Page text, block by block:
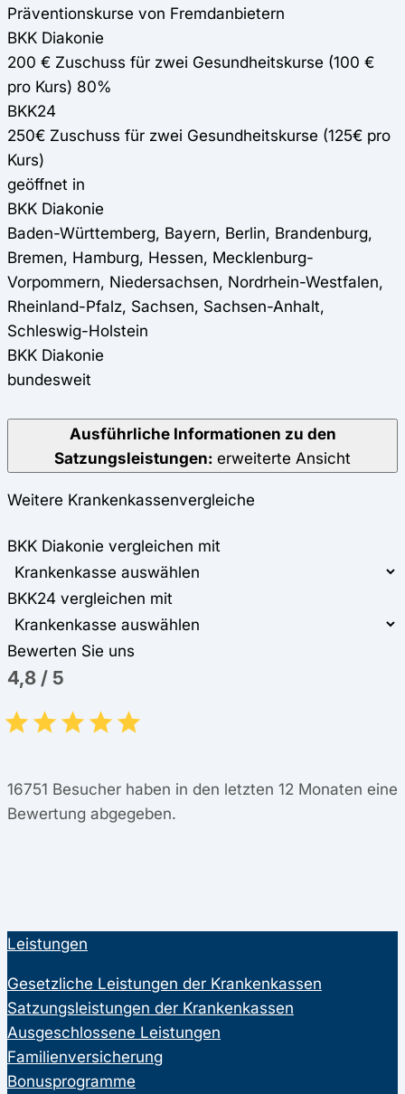
Präventionskurse von Fremdanbietern
BKK Diakonie
200 € Zuschuss für zwei Gesundheitskurse (100 €
pro Kurs) 80%
BKK24
250€ Zuschuss für zwei Gesundheitskurse (125€ pro
Kurs)
geöffnet in
BKK Diakonie
Baden-Württemberg, Bayern, Berlin, Brandenburg,
Bremen, Hamburg, Hessen, Mecklenburg-
Vorpommern, Niedersachsen, Nordrhein-Westfalen,
Rheinland-Pfalz, Sachsen, Sachsen-Anhalt,
Schleswig-Holstein
BKK Diakonie
bundesweit
Ausführliche Informationen zu den
Satzungsleistungen: erweiterte Ansicht
Weitere Krankenkassenvergleiche
BKK Diakonie vergleichen mit
BKK24 vergleichen mit
Bewerten Sie uns
4,8 / 5
16751 Besucher haben in den letzten 12 Monaten eine
Bewertung abgegeben.
Leistungen
Gesetzliche Leistungen der Krankenkassen
Satzungsleistungen der Krankenkassen
Ausgeschlossene Leistungen
Familienversicherung
Bonusprogramme